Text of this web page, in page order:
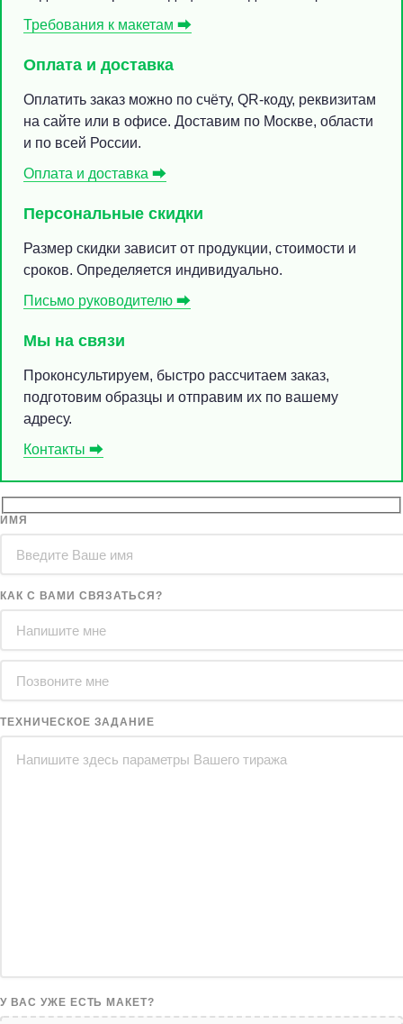
Требования к макетам ⮕
Оплата и доставка
Оплатить заказ можно по счёту, QR-коду, реквизитам
на сайте или в офисе. Доставим по Москве, области
и по всей России.
Оплата и доставка ⮕
Персональные скидки
Размер скидки зависит от продукции, стоимости и
сроков. Определяется индивидуально.
Письмо руководителю ⮕
Мы на связи
Проконсультируем, быстро рассчитаем заказ,
подготовим образцы и отправим их по вашему
адресу.
Контакты ⮕
ИМЯ
КАК С ВАМИ СВЯЗАТЬСЯ?
ТЕХНИЧЕСКОЕ ЗАДАНИЕ
У ВАС УЖЕ ЕСТЬ МАКЕТ?